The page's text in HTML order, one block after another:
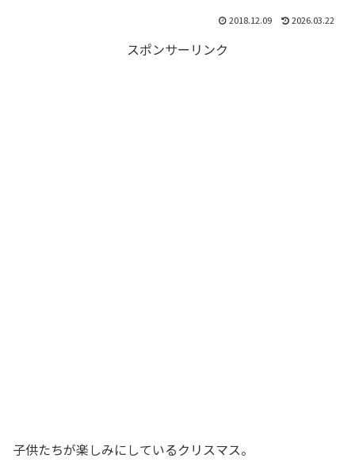
2018.12.09 2026.03.22
スポンサーリンク
子供たちが楽しみにしているクリスマス。